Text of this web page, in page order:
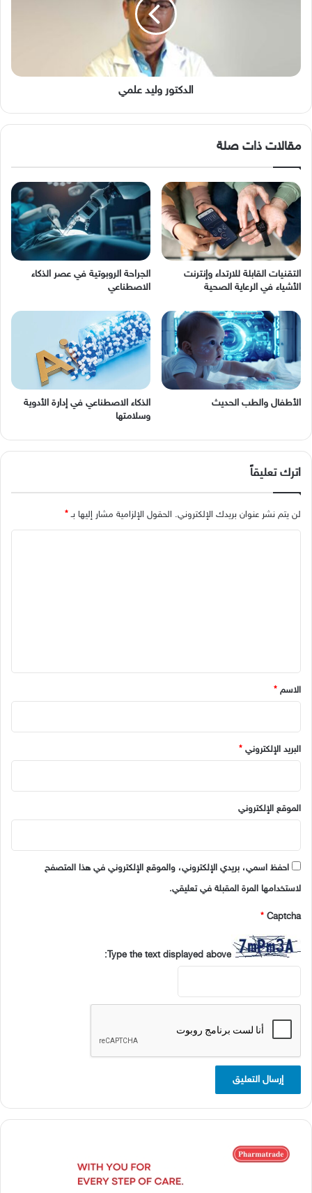
الدكتور وليد علمي
مقالات ذات صلة
التقنيات القابلة للارتداء وإنترنت
الأشياء في الرعاية الصحية
الجراحة الروبوتية في عصر الذكاء
الاصطناعي
الأطفال والطب الحديث
الذكاء الاصطناعي في إدارة الأدوية
وسلامتها
اترك تعليقاً
لن يتم نشر عنوان بريدك الإلكتروني. الحقول الإلزامية مشار إليها بـ*
*
الاسم *
البريد الإلكتروني *
الموقع الإلكتروني
احفظ اسمي، بريدي الإلكتروني، والموقع الإلكتروني في هذا المتصفح
لاستخدامها المرة المقبلة في تعليقي.
Captcha
*
Type the text displayed above: